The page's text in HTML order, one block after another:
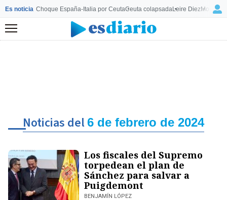
Es noticia Choque España-Italia por CeutaCeuta colapsadaLeire Diez
Menú
Noticias del6 de febrero de 2024
Los fiscales del Supremo
torpedean el plan de
Sánchez para salvar a
Puigdemont
BENJAMÍN LÓPEZ